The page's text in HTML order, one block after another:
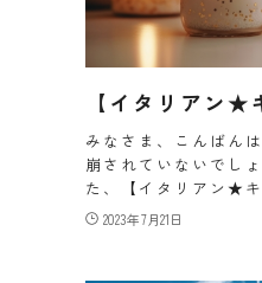
【イタリアン★
みなさま、こんばん
崩されていないでし
た、【イタリアン★
2023年7月21日